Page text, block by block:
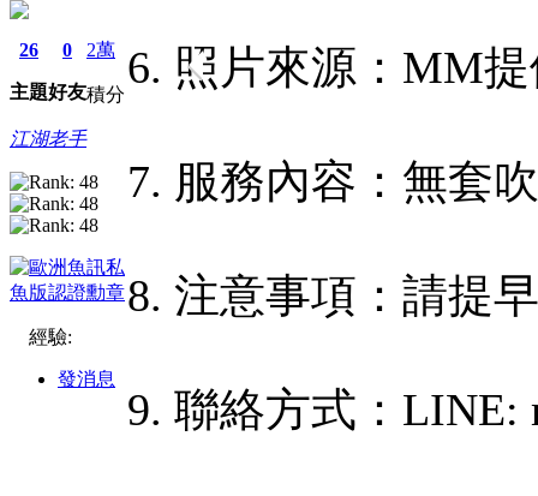
26
主題
0
好友
2萬
積分
江湖老手
經驗:
發消息
6. 照片來源：MM
7. 服務內容：無套
8. 注意事項：請提
9. 聯絡方式：